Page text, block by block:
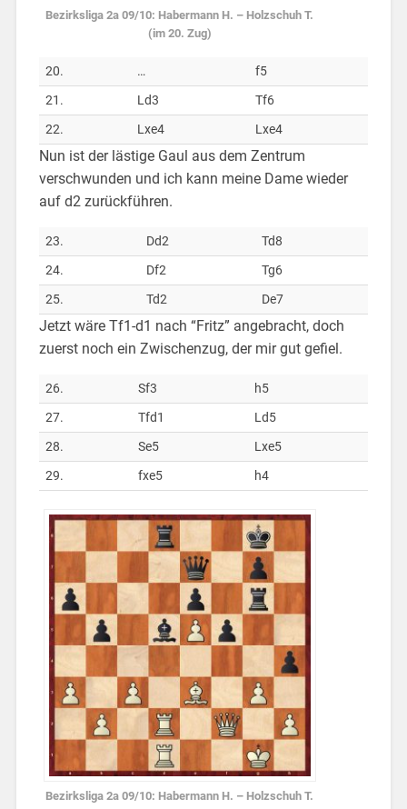
Bezirksliga 2a 09/10: Habermann H. – Holzschuh T.
(im 20. Zug)
20. …
f5
21.
Ld3
Tf6
22.
Lxe4 Lxe4
Nun ist der lästige Gaul aus dem Zentrum
verschwunden und ich kann meine Dame wieder
auf d2 zurückführen.
23. Dd2
Td8
24.
Df2
Tg6
25.
Td2 De7
Jetzt wäre Tf1-d1 nach “Fritz” angebracht, doch
zuerst noch ein Zwischenzug, der mir gut gefiel.
26. Sf3
h5
27.
Tfd1
Ld5
28.
Se5
Lxe5
29.
fxe5 h4
Bezirksliga 2a 09/10: Habermann H. – Holzschuh T.